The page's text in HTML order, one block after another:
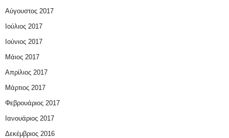
Αύγουστος 2017
Ιούλιος 2017
Ιούνιος 2017
Μάιος 2017
Απρίλιος 2017
Μάρτιος 2017
Φεβρουάριος 2017
Ιανουάριος 2017
Δεκέμβριος 2016